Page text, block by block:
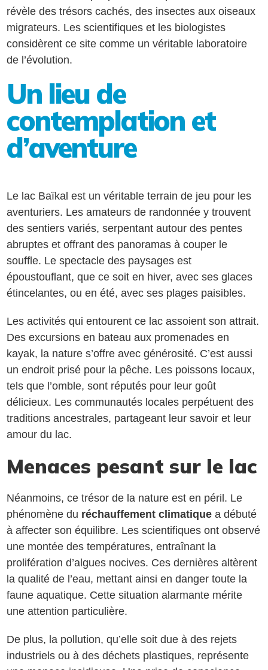
révèle des trésors cachés, des insectes aux oiseaux
migrateurs. Les scientifiques et les biologistes
considèrent ce site comme un véritable laboratoire
de l’évolution.
Un lieu de
contemplation et
d’aventure
Le lac Baïkal est un véritable terrain de jeu pour les
aventuriers. Les amateurs de randonnée y trouvent
des sentiers variés, serpentant autour des pentes
abruptes et offrant des panoramas à couper le
souffle. Le spectacle des paysages est
époustouflant, que ce soit en hiver, avec ses glaces
étincelantes, ou en été, avec ses plages paisibles.
Les activités qui entourent ce lac assoient son attrait.
Des excursions en bateau aux promenades en
kayak, la nature s’offre avec générosité. C’est aussi
un endroit prisé pour la pêche. Les poissons locaux,
tels que l’omble, sont réputés pour leur goût
délicieux. Les communautés locales perpétuent des
traditions ancestrales, partageant leur savoir et leur
amour du lac.
Menaces pesant sur le lac
Néanmoins, ce trésor de la nature est en péril. Le
phénomène du réchauffement climatique a débuté
à affecter son équilibre. Les scientifiques ont observé
une montée des températures, entraînant la
prolifération d’algues nocives. Ces dernières altèrent
la qualité de l’eau, mettant ainsi en danger toute la
faune aquatique. Cette situation alarmante mérite
une attention particulière.
De plus, la pollution, qu’elle soit due à des rejets
industriels ou à des déchets plastiques, représente